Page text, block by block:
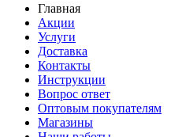
Главная
Акции
Услуги
Доставка
Контакты
Инструкции
Вопрос ответ
Оптовым покупателям
Магазины